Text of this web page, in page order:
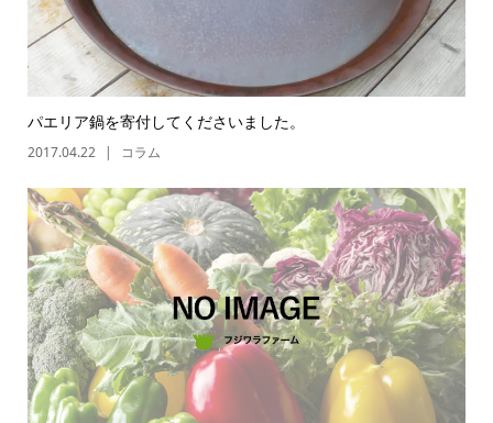
パエリア鍋を寄付してくださいました。
2017.04.22 コラム